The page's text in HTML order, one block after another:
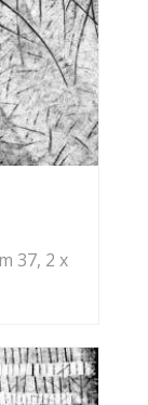
37, 2 x